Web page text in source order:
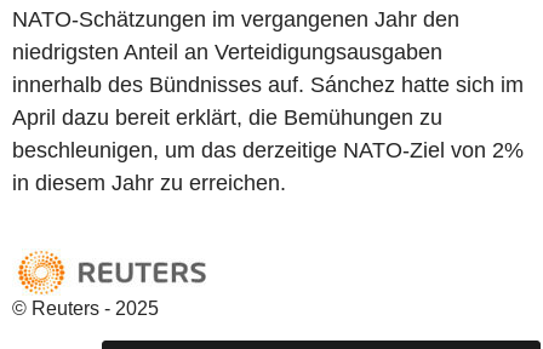
NATO-Schätzungen im vergangenen Jahr den
niedrigsten Anteil an Verteidigungsausgaben
innerhalb des Bündnisses auf. Sánchez hatte sich im
April dazu bereit erklärt, die Bemühungen zu
beschleunigen, um das derzeitige NATO-Ziel von 2%
in diesem Jahr zu erreichen.
© Reuters - 2025